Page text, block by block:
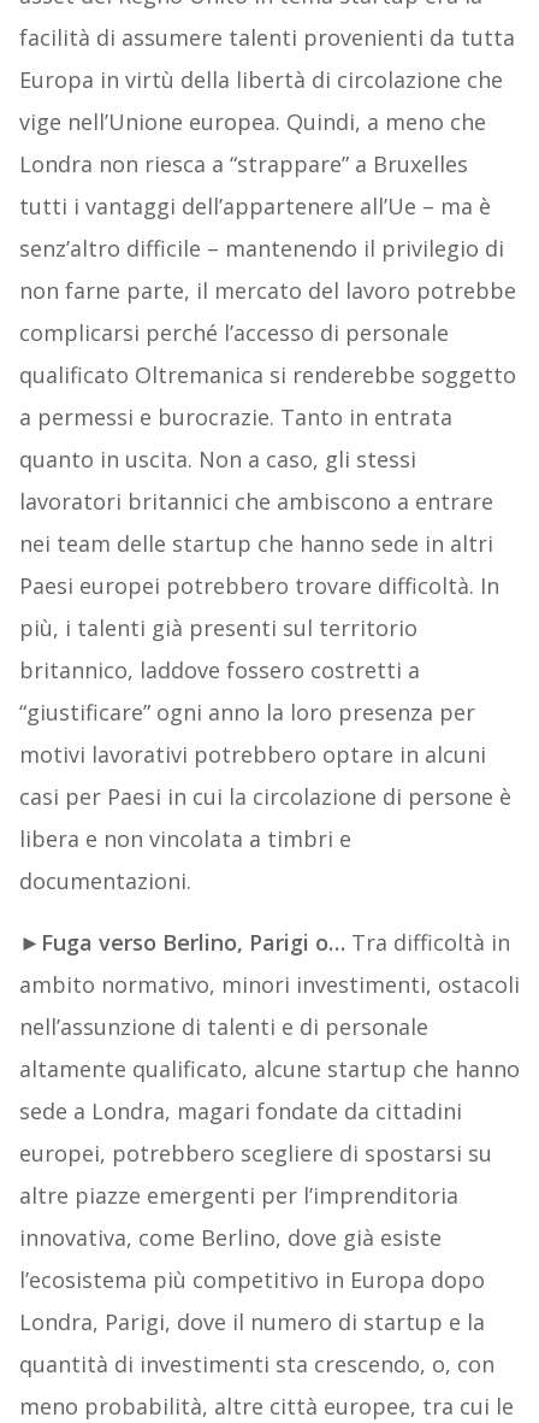
facilità di assumere talenti provenienti da tutta
Europa in virtù della libertà di circolazione che
vige nell’Unione europea. Quindi, a meno che
Londra non riesca a “strappare” a Bruxelles
tutti i vantaggi dell’appartenere all’Ue – ma è
senz’altro difficile – mantenendo il privilegio di
non farne parte, il mercato del lavoro potrebbe
complicarsi perché l’accesso di personale
qualificato Oltremanica si renderebbe soggetto
a permessi e burocrazie. Tanto in entrata
quanto in uscita. Non a caso, gli stessi
lavoratori britannici che ambiscono a entrare
nei team delle startup che hanno sede in altri
Paesi europei potrebbero trovare difficoltà. In
più, i talenti già presenti sul territorio
britannico, laddove fossero costretti a
“giustificare” ogni anno la loro presenza per
motivi lavorativi potrebbero optare in alcuni
casi per Paesi in cui la circolazione di persone è
libera e non vincolata a timbri e
documentazioni.
► Fuga verso Berlino, Parigi o… Tra difficoltà in
ambito normativo, minori investimenti, ostacoli
nell’assunzione di talenti e di personale
altamente qualificato, alcune startup che hanno
sede a Londra, magari fondate da cittadini
europei, potrebbero scegliere di spostarsi su
altre piazze emergenti per l’imprenditoria
innovativa, come Berlino, dove già esiste
l’ecosistema più competitivo in Europa dopo
Londra, Parigi, dove il numero di startup e la
quantità di investimenti sta crescendo, o, con
meno probabilità, altre città europee, tra cui le